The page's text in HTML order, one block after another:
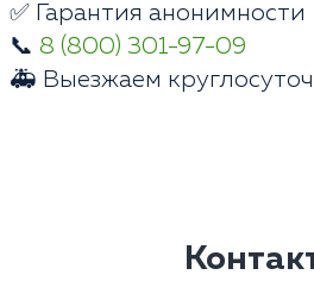
✅ Гарантия анонимности
📞 8 (800) 301-97-09
🚑 Выезжаем